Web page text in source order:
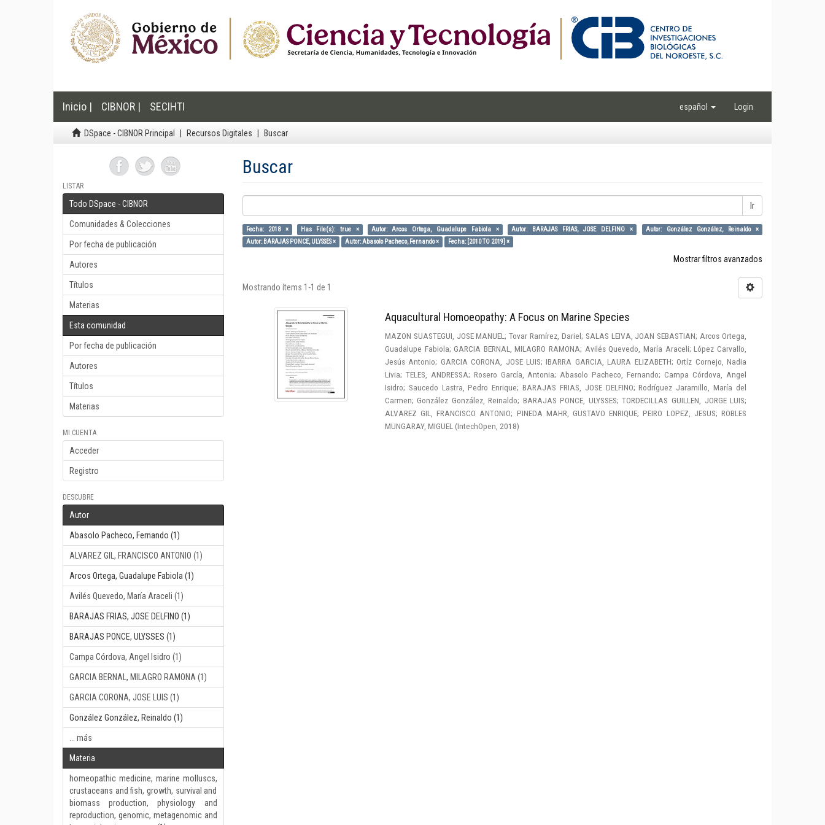
Inicio | CIBNOR | SECIHTI español Login
DSpace - CIBNOR Principal Recursos Digitales Buscar
LISTAR
Todo DSpace - CIBNOR
Comunidades & Colecciones
Por fecha de publicación
Autores
Títulos
Materias
Esta comunidad
Por fecha de publicación
Autores
Títulos
Materias
MI CUENTA
Acceder
Registro
DESCUBRE
Autor
Abasolo Pacheco, Fernando (1)
ALVAREZ GIL, FRANCISCO ANTONIO (1)
Arcos Ortega, Guadalupe Fabiola (1)
Avilés Quevedo, María Araceli (1)
BARAJAS FRIAS, JOSE DELFINO (1)
BARAJAS PONCE, ULYSSES (1)
Campa Córdova, Angel Isidro (1)
GARCIA BERNAL, MILAGRO RAMONA (1)
GARCIA CORONA, JOSE LUIS (1)
González González, Reinaldo (1)
... más
Materia
homeopathic medicine, marine molluscs,
crustaceans and fish, growth, survival and
biomass production, physiology and
reproduction, genomic, metagenomic and
Buscar
Ir
Fecha: 2018 × Has File(s): true × Autor: Arcos Ortega, Guadalupe Fabiola × Autor: BARAJAS FRIAS, JOSE DELFINO ×
Autor: González González, Reinaldo ×
Autor: BARAJAS PONCE, ULYSSES ×
Autor: Abasolo Pacheco, Fernando × Fecha: [2010 TO 2019] ×
Mostrar filtros avanzados
Mostrando ítems 1-1 de 1
Aquacultural Homoeopathy: A Focus on Marine Species
MAZON SUASTEGUI, JOSE MANUEL;Tovar Ramírez, Dariel; SALAS LEIVA, JOAN SEBASTIAN; Arcos Ortega,
Guadalupe Fabiola;GARCIA BERNAL, MILAGRO RAMONA; Avilés Quevedo, María Araceli;López Carvallo,
Jesús Antonio; GARCIA CORONA, JOSE LUIS;IBARRA GARCIA, LAURA ELIZABETH;Ortíz Cornejo, Nadia
Livia; TELES, ANDRESSA; Rosero García, Antonia; Abasolo Pacheco, Fernando;Campa Córdova, Angel
Isidro; Saucedo Lastra, Pedro Enrique;BARAJAS FRIAS, JOSE DELFINO;Rodríguez Jaramillo, María del
Carmen;González González, Reinaldo; BARAJAS PONCE, ULYSSES;TORDECILLAS GUILLEN, JORGE LUIS;
ALVAREZ GIL, FRANCISCO ANTONIO; PINEDA MAHR, GUSTAVO ENRIQUE;PEIRO LOPEZ, JESUS;ROBLES
MUNGARAY, MIGUEL (IntechOpen 2018)